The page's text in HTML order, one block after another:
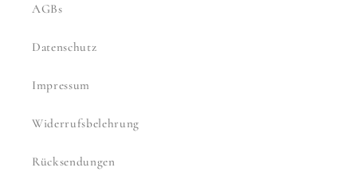
AGBs
Datenschutz
Impressum
Widerrufsbelehrung
Rücksendungen